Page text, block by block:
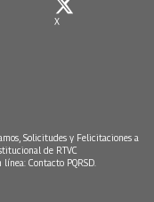
X
Solicitudes y Felicitaciones a
de RTVC
línea: Contacto PQRSD.